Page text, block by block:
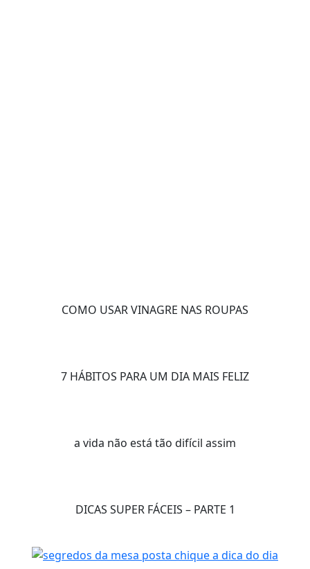
COMO USAR VINAGRE NAS ROUPAS
7 HÁBITOS PARA UM DIA MAIS FELIZ
a vida não está tão difícil assim
DICAS SUPER FÁCEIS – PARTE 1